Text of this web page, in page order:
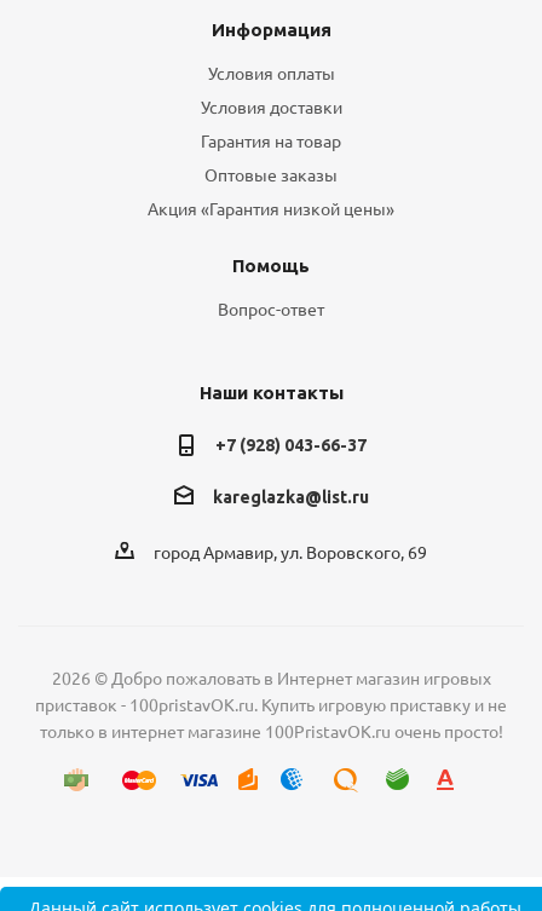
Информация
Условия оплаты
Условия доставки
Гарантия на товар
Оптовые заказы
Акция «Гарантия низкой цены»
Помощь
Вопрос-ответ
Наши контакты
+7 (928) 043-66-37
kareglazka@list.ru
город Армавир, ул. Воровского, 69
2026 © Добро пожаловать в Интернет магазин игровых
приставок - 100pristavOK.ru. Купить игровую приставку и не
только в интернет магазине 100PristavOK.ru очень просто!